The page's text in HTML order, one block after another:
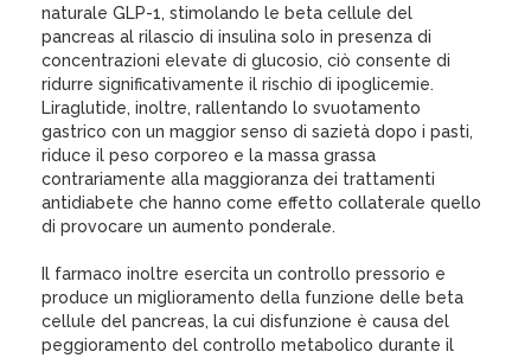
naturale GLP-1, stimolando le beta cellule del
pancreas al rilascio di insulina solo in presenza di
concentrazioni elevate di glucosio, ciò consente di
ridurre significativamente il rischio di ipoglicemie.
Liraglutide, inoltre, rallentando lo svuotamento
gastrico con un maggior senso di sazietà dopo i pasti,
riduce il peso corporeo e la massa grassa
contrariamente alla maggioranza dei trattamenti
antidiabete che hanno come effetto collaterale quello
di provocare un aumento ponderale.
Il farmaco inoltre esercita un controllo pressorio e
produce un miglioramento della funzione delle beta
cellule del pancreas, la cui disfunzione è causa del
peggioramento del controllo metabolico durante il